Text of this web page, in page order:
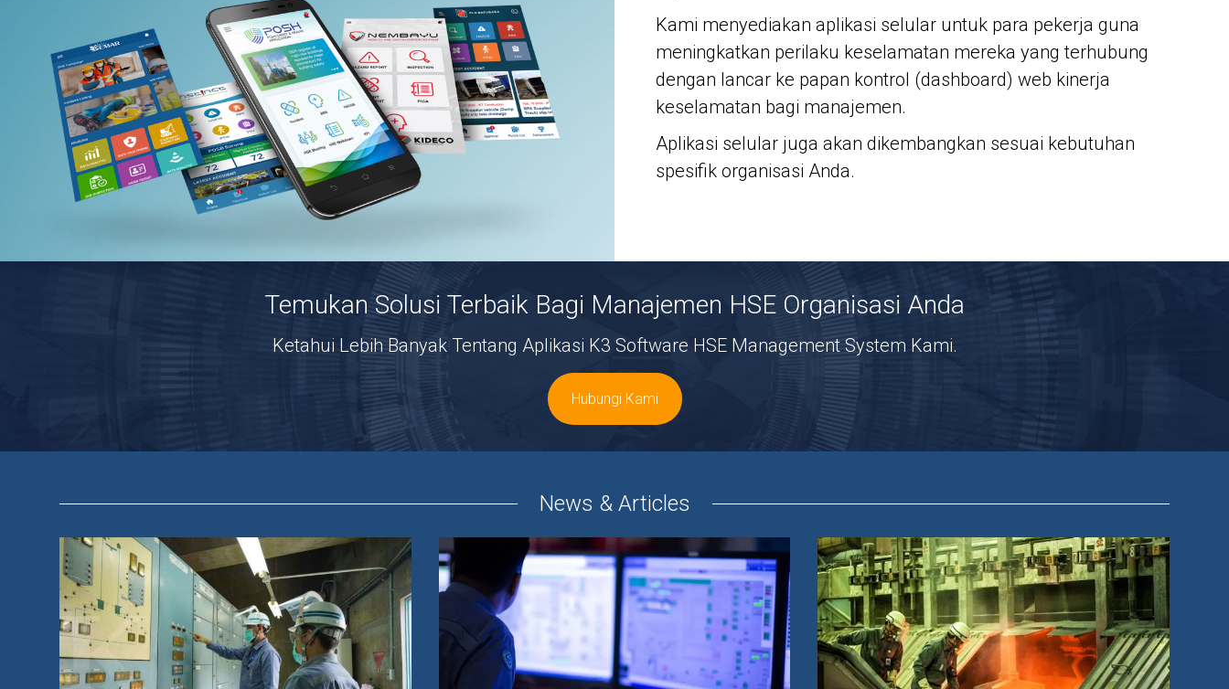
Kami menyediakan aplikasi selular untuk para pekerja guna
meningkatkan perilaku keselamatan mereka yang terhubung
dengan lancar ke papan kontrol (dashboard) web kinerja
keselamatan bagi manajemen.
Aplikasi selular juga akan dikembangkan sesuai kebutuhan
spesifik organisasi Anda.
Temukan Solusi Terbaik Bagi Manajemen HSE Organisasi Anda
Ketahui Lebih Banyak Tentang Aplikasi K3 Software HSE Management System Kami.
Hubungi Kami
News & Articles